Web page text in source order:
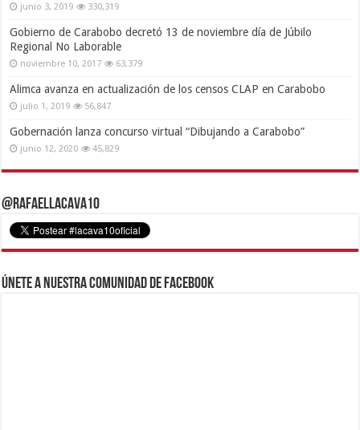
junio 3, 2019 330,319
Gobierno de Carabobo decretó 13 de noviembre día de Júbilo
Regional No Laborable
noviembre 10, 2017 63,379
Alimca avanza en actualización de los censos CLAP en Carabobo
julio 1, 2019 56,847
Gobernación lanza concurso virtual “Dibujando a Carabobo”
junio 12, 2020 45,829
@RafaelLacava10
Únete a nuestra comunidad de Facebook